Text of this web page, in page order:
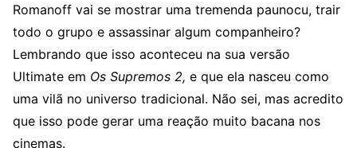
Romanoff vai se mostrar uma tremenda paunocu, trair
todo o grupo e assassinar algum companheiro?
Lembrando que isso aconteceu na sua versão
Ultimate em Os Supremos 2, e que ela nasceu como
uma vilã no universo tradicional. Não sei, mas acredito
que isso pode gerar uma reação muito bacana nos
cinemas.